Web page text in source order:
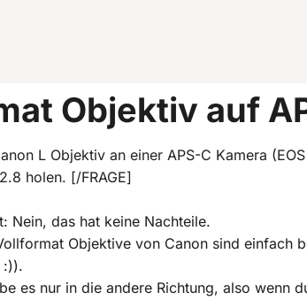
Objektiv auf
L Objektiv an einer APS-C Kamera
holen. [/FRAGE]
Nein, das hat keine Nachteile.
Objektive von Canon sind einfach
:)).
es nur in die andere Richtung, also wenn